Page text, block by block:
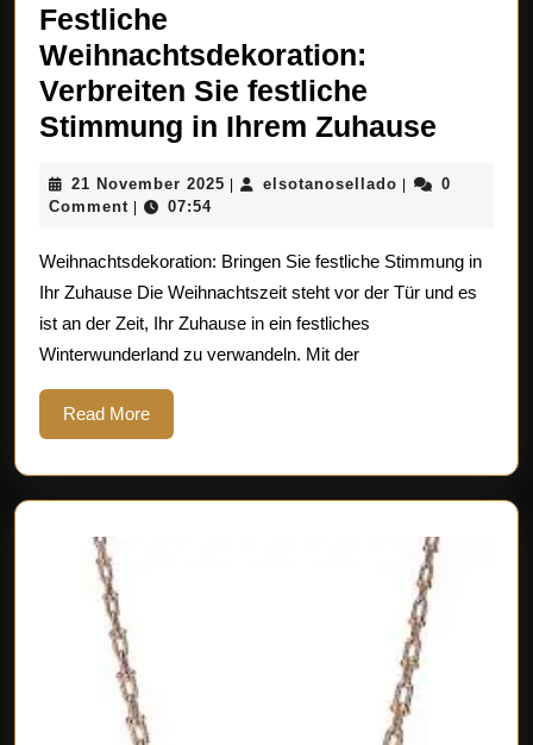
Festliche
Weihnachtsdekoration:
Verbreiten Sie festliche
Stimmung in Ihrem Zuhause
21 November 2025 21
elsotanosellado elsotanosellado
0
Comment
07:54
Weihnachtsdekoration: Bringen Sie festliche Stimmung in
Ihr Zuhause Die Weihnachtszeit steht vor der Tür und es
ist an der Zeit, Ihr Zuhause in ein festliches
Winterwunderland zu verwandeln. Mit der
Read MoreRead
More